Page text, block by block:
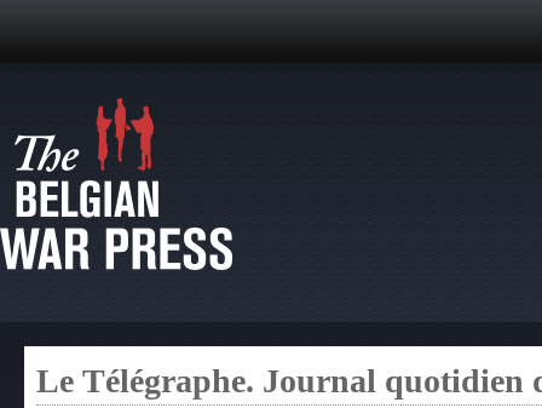
Le Télégraphe. Journal quotidien